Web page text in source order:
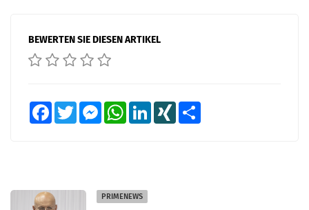
BEWERTEN SIE DIESEN ARTIKEL
FacebookTwitter MessengerWhatsAppLinkedInXING
PRIMENEWS